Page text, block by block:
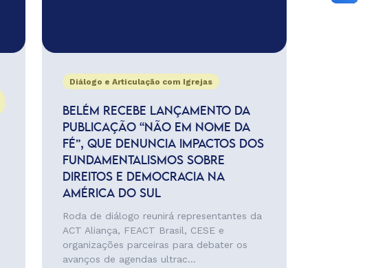
Diálogo e Articulação com Igrejas
BELÉM RECEBE LANÇAMENTO DA
PUBLICAÇÃO “NÃO EM NOME DA
FÉ”, QUE DENUNCIA IMPACTOS DOS
FUNDAMENTALISMOS SOBRE
DIREITOS E DEMOCRACIA NA
AMÉRICA DO SUL
Roda de diálogo reunirá representantes da
ACT Aliança, FEACT Brasil, CESE e
organizações parceiras para debater os
avanços de agendas ultrac...